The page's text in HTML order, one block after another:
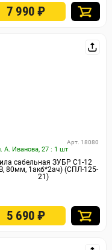
7 990₽
А. Иванова, 27 : 1 шт
Арт. 18080
сабельная ЗУБР С1-12
80мм, 1акб*2ач) (СПЛ-125-
21)
5 690₽